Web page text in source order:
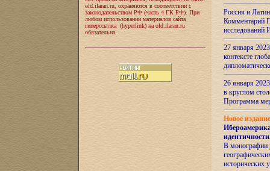
old.ilaran.ru, охраняются в соответствии с
законодательством РФ (часть 4 ГК РФ). При
любом использовании материалов сайта
гиперссылка (hyperlink) на old.ilaran.ru
обязательна.
Россия и
Комментарий
27 января
контексте
26 января
в круглом
Программа
Новое
идентичности
В монографии
исторических